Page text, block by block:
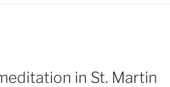
in St. Martin